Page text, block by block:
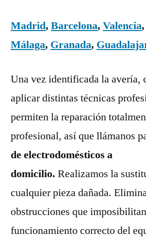
Madrid, Barcelona, Valencia,
Málaga, Granada,
Una vez identificada la avería,
aplicar distintas técnicas
permiten la reparación
profesional, así que llámanos
de electrodomésticos a
domicilio. Realizamos la
cualquier pieza dañada.
obstrucciones que
funcionamiento correcto del